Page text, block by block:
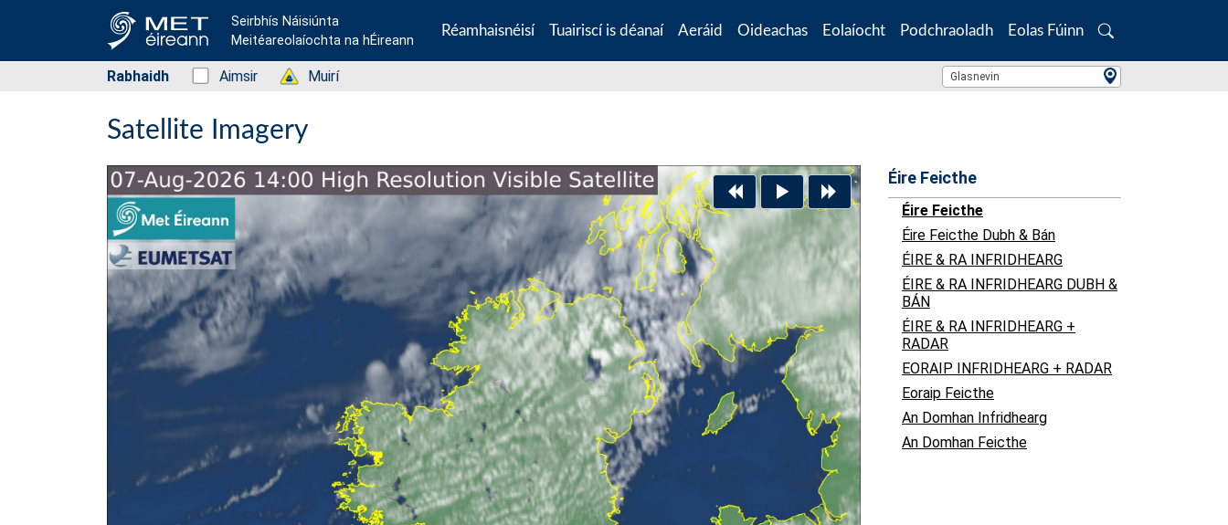
Seirbhís Náisiúnta
Meitéareolaíochta na hÉireann
Réamhaisnéisí Tuairiscí is déanaí Aeráid Oideachas Eolaíocht Podchraoladh Eolas Fúinn
Search
Rabhaidh Status: Green
Aimsir Status: Green
Muirí Location Search
Glasnevin
Satellite Imagery
Éire Feicthe
Éire Feicthe
Éire Feicthe Dubh & Bán
ÉIRE & RA INFRIDHEARG
ÉIRE & RA INFRIDHEARG DUBH &
BÁN
ÉIRE & RA INFRIDHEARG +
RADAR
EORAIP INFRIDHEARG + RADAR
Eoraip Feicthe
An Domhan Infridhearg
An Domhan Feicthe